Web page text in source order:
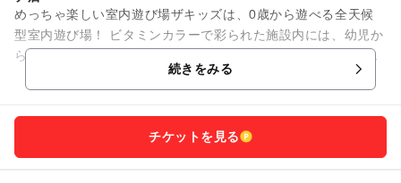
めっちゃ楽しい室内遊び場ザキッズは、0歳から遊べる全天候
型室内遊び場！ ビタミンカラーで彩られた施設内には、幼児か
ら小学生の子供がワクワクする遊びがいっぱい。屋内キッズラ
続きをみる
チケットを見る